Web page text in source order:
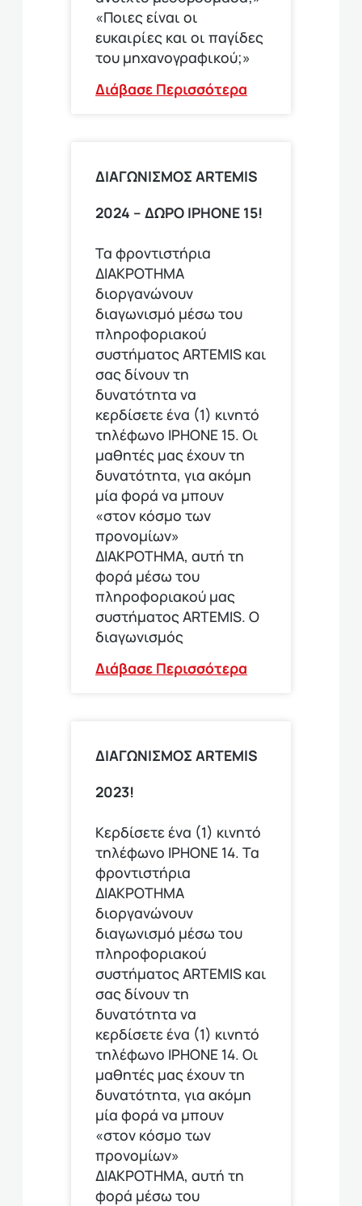
«Ποιες είναι οι
ευκαιρίες και οι παγίδες
του μηχανογραφικού;»
Διάβασε Περισσότερα
ΔΙΑΓΩΝΙΣΜΟΣ ΑRTEMIS
2024 – ΔΩΡΟ IPHONE 15!
Τα φροντιστήρια
ΔΙΑΚΡΟΤΗΜΑ
διοργανώνουν
διαγωνισμό μέσω του
πληροφοριακού
συστήματος ARTEMIS και
σας δίνουν τη
δυνατότητα να
κερδίσετε ένα (1) κινητό
τηλέφωνο ΙΡΗΟΝΕ 15. Οι
μαθητές μας έχουν τη
δυνατότητα, για ακόμη
μία φορά να μπουν
«στον κόσμο των
προνομίων»
ΔΙΑΚΡΟΤΗΜΑ, αυτή τη
φορά μέσω του
πληροφοριακού μας
συστήματος ARTEMIS. Ο
διαγωνισμός
Διάβασε Περισσότερα
ΔΙΑΓΩΝΙΣΜΟΣ ARTEMIS
2023!
Κερδίσετε ένα (1) κινητό
τηλέφωνο ΙΡΗΟΝΕ 14. Τα
φροντιστήρια
ΔΙΑΚΡΟΤΗΜΑ
διοργανώνουν
διαγωνισμό μέσω του
πληροφοριακού
συστήματος ARTEMIS και
σας δίνουν τη
δυνατότητα να
κερδίσετε ένα (1) κινητό
τηλέφωνο ΙΡΗΟΝΕ 14. Οι
μαθητές μας έχουν τη
δυνατότητα, για ακόμη
μία φορά να μπουν
«στον κόσμο των
προνομίων»
ΔΙΑΚΡΟΤΗΜΑ, αυτή τη
φορά μέσω του